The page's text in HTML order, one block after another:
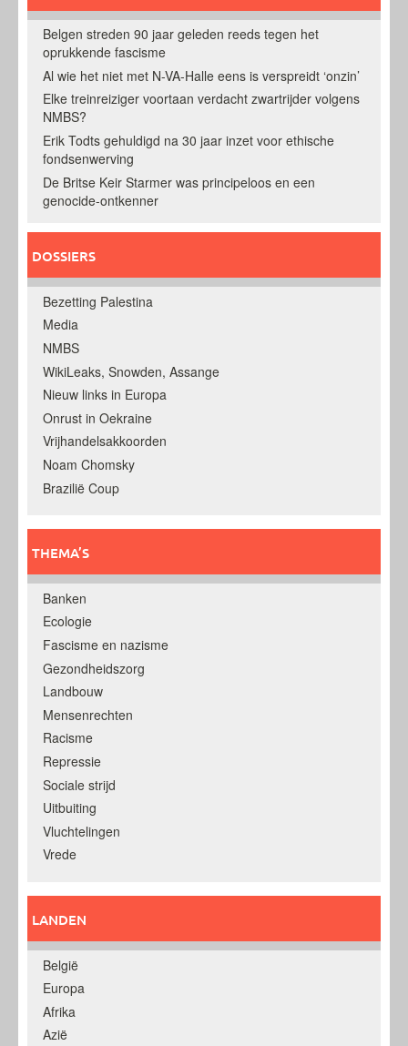
Belgen streden 90 jaar geleden reeds tegen het
oprukkende fascisme
Al wie het niet met N-VA-Halle eens is verspreidt ‘onzin’
Elke treinreiziger voortaan verdacht zwartrijder volgens
NMBS?
Erik Todts gehuldigd na 30 jaar inzet voor ethische
fondsenwerving
De Britse Keir Starmer was principeloos en een
genocide-ontkenner
DOSSIERS
Bezetting Palestina
Media
NMBS
WikiLeaks, Snowden, Assange
Nieuw links in Europa
Onrust in Oekraine
Vrijhandelsakkoorden
Noam Chomsky
Brazilië Coup
THEMA’S
Banken
Ecologie
Fascisme en nazisme
Gezondheidszorg
Landbouw
Mensenrechten
Racisme
Repressie
Sociale strijd
Uitbuiting
Vluchtelingen
Vrede
LANDEN
België
Europa
Afrika
Azië